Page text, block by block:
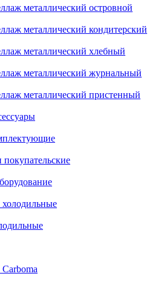
металлический островной
металлический кондитерский
металлический хлебный
металлический журнальный
металлический пристенный